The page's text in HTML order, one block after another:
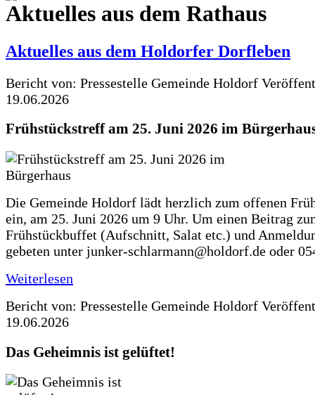
Aktuelles aus dem Rathaus
Aktuelles aus dem Holdorfer Dorfleben
Bericht von: Pressestelle Gemeinde Holdorf
19.06.2026
Frühstückstreff am 25. Juni 2026 im
Die Gemeinde Holdorf lädt herzlich zum offenen
ein, am 25. Juni 2026 um 9 Uhr. Um einen Beitrag
Frühstückbuffet (Aufschnitt, Salat etc.) und
gebeten unter junker-schlarmann@holdorf.de oder
Weiterlesen
Bericht von: Pressestelle Gemeinde Holdorf
19.06.2026
Das Geheimnis ist gelüftet!